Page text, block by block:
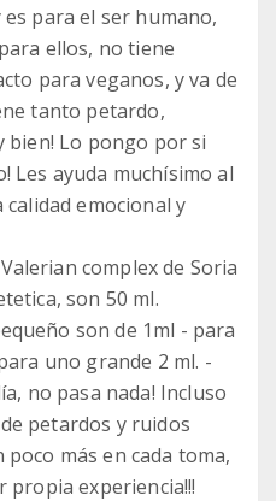
para el ser humano,
ellos, no tiene
para veganos, y va de
tanto petardo,
bien! Lo pongo por si
Les ayuda muchísimo al
emocional y
complex de Soria
son 50 ml.
son de 1ml - para
uno grande 2 ml. -
no pasa nada! Incluso
petardos y ruidos
más en cada toma,
propia experiencia!!!